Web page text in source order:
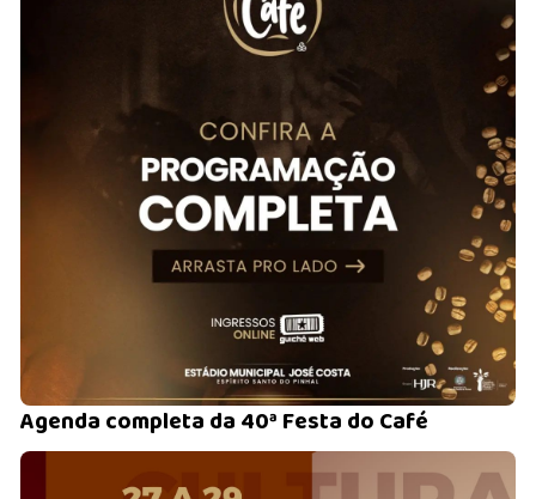
Agenda completa da 40ª Festa do Café